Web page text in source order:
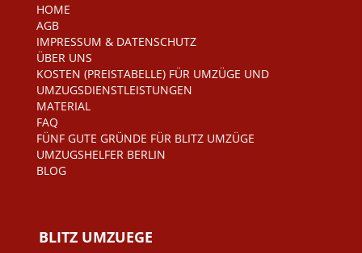
HOME
AGB
IMPRESSUM & DATENSCHUTZ
ÜBER UNS
KOSTEN (PREISTABELLE) FÜR UMZÜGE UND
UMZUGSDIENSTLEISTUNGEN
MATERIAL
FAQ
FÜNF GUTE GRÜNDE FÜR BLITZ UMZÜGE
UMZUGSHELFER BERLIN
BLOG
BLITZ UMZUEGE